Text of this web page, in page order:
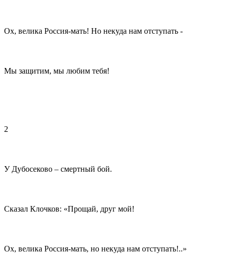
Ох, велика Россия-мать! Но некуда нам отступать -
Мы защитим, мы любим тебя!
2
У Дубосеково – смертный бой.
Сказал Клочков: «Прощай, друг мой!
Ох, велика Россия-мать, но некуда нам отступать!..»